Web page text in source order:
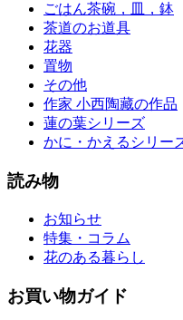
ごはん茶碗，皿，鉢
茶道のお道具
花器
置物
その他
作家 小西陶藏の作品
蓮の葉シリーズ
かに・かえるシリー
読み物
お知らせ
特集・コラム
花のある暮らし
お買い物ガイド